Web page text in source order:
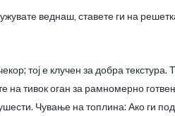
веднаш, ставете ги на
тој е клучен за добра
на тивок оган за рамномерно
Чување на топлина: Ако ги